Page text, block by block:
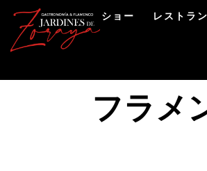
ショー レストラン
フラメ